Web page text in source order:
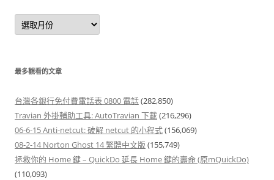
彙
整
最多觀看的文章
台灣各銀行免付費電話表 0800 電話(282,850)
Travian 外掛輔助工具: AutoTravian 下載(216,296)
06-6-15 Anti-netcut: 破解 netcut 的小程式(156,069)
08-2-14 Norton Ghost 14 繁體中文版 (155,749)
拯救你的 Home 鍵 – QuickDo 延長 Home 鍵的壽命 (原mQuickDo)
(110,093)